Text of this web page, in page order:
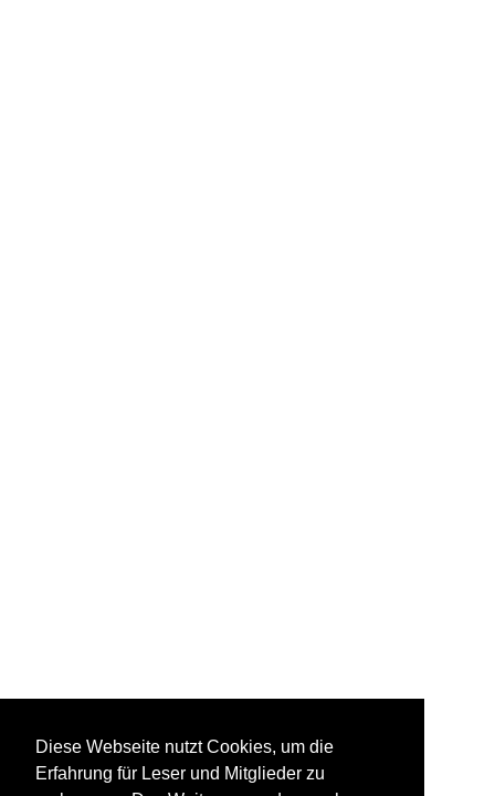
Diese Webseite nutzt Cookies, um die
Erfahrung für Leser und Mitglieder zu